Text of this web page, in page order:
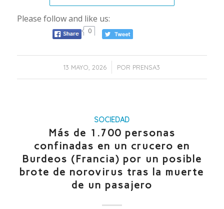
Please follow and like us:
0
13 MAYO, 2026
/ POR PRENSA3
SOCIEDAD
Más de 1.700 personas
confinadas en un crucero en
Burdeos (Francia) por un posible
brote de norovirus tras la muerte
de un pasajero